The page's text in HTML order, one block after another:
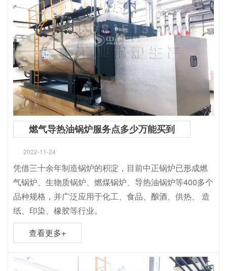
燃气导热油锅炉服务点多少万能买到
2022-11-24
凭借三十余年制造锅炉的积淀，目前中正锅炉已形成燃
气锅炉、生物质锅炉、燃煤锅炉、导热油锅炉等400多个
品种规格，并广泛应用于化工、食品、酿酒、供热、 造
纸、印染、橡胶等行业。
查看更多+